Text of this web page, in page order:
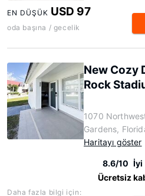
EN DÜŞÜK USD 97
oda başına / gecelik
New Cozy
Rock
1070
Gardens,
Haritayı göster
8.6/10 İyi
Ücretsiz
Daha fazla bilgi için: